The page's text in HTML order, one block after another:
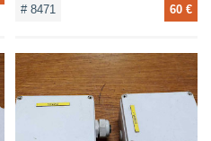
# 8471 60 €